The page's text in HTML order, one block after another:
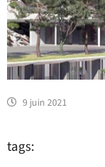
9 juin 2021
tags: